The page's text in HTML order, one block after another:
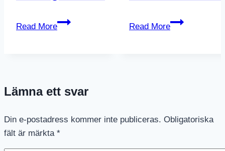
Read More
sNITsig
Read More
Rosencafèt
Lämna ett svar
Din e-postadress kommer inte publiceras. Obligatoriska
fält är märkta *